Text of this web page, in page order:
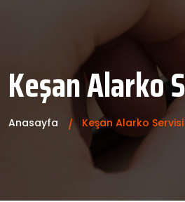
Keşan Alarko
Anasayfa Keşan Alarko Servisi